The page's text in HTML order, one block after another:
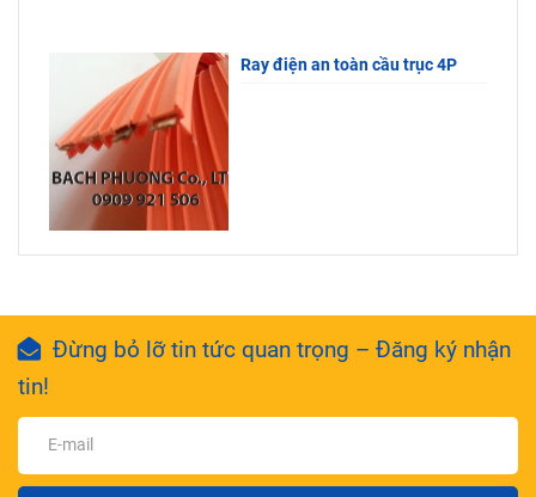
Ray điện an toàn cầu trục 4P
Đừng bỏ lỡ tin tức quan trọng – Đăng ký nhận
tin!